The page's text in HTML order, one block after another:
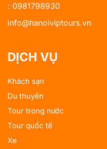
: 0981798930
info@hanoiviptours.vn
DỊCH VỤ
Khách sạn
Du thuyền
Tour trong nước
Tour quốc tế
Xe